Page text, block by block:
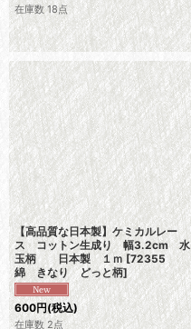
在庫数 18点
【高品質な日本製】ケミカルレー
ス コットン生成り 幅3.2cm 水
玉柄 日本製 １ｍ [72355
綿 きなり どっと柄]
600円(税込)
在庫数 2点